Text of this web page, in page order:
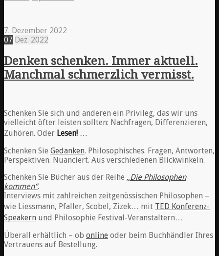
7. Dezember 2022
07 Dez. 2022
Denken schenken. Immer aktuell.
Manchmal schmerzlich vermisst.
Schenken Sie sich und anderen ein Privileg, das wir uns
vielleicht öfter leisten sollten: Nachfragen, Differenzieren,
Zuhören. Oder Lesen! …
Schenken Sie Gedanken. Philosophisches. Fragen, Antworten,
Perspektiven. Nuanciert. Aus verschiedenen Blickwinkeln.
Schenken Sie Bücher aus der Reihe „Die Philosophen
kommen“.
Interviews mit zahlreichen zeitgenössischen Philosophen –
wie Liessmann, Pfaller, Scobel, Zizek… mit TED Konferenz-
Speakern und Philosophie Festival-Veranstaltern…
Überall erhältlich – ob online oder beim Buchhändler Ihres
Vertrauens auf Bestellung.